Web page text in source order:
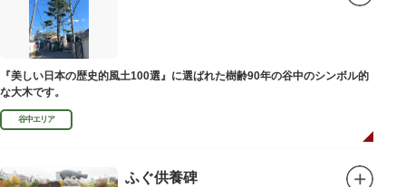
『美しい日本の歴史的風土100選』に選ばれた樹齢90年の谷中のシンボル的
な大木です。
谷中エリア
ふぐ供養碑